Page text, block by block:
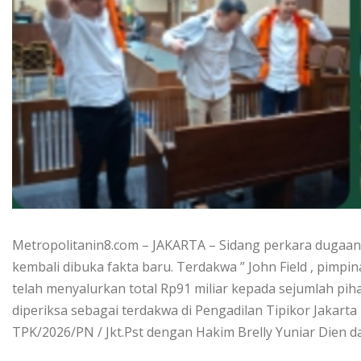
Metropolitanin8.com – JAKARTA – Sidang perkara
kembali dibuka fakta baru. Terdakwa ” John Field ,
telah menyalurkan total Rp91 miliar kepada sejumlah
diperiksa sebagai terdakwa di Pengadilan Tipikor
TPK/2026/PN / Jkt.Pst dengan Hakim Brelly Yuniar Dien